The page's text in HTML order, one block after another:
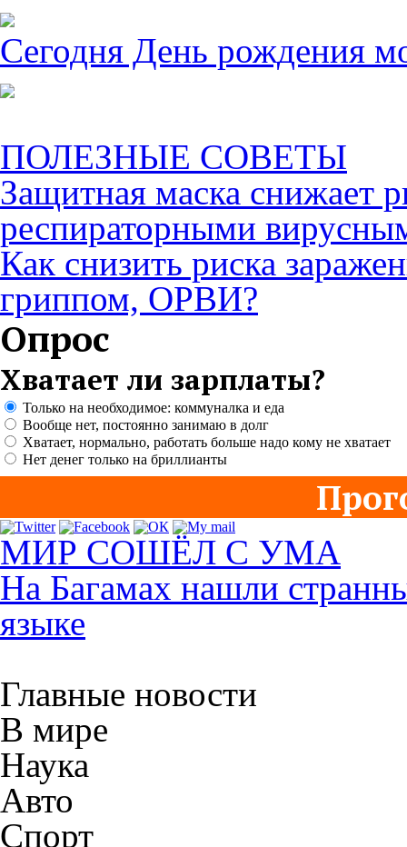
Сегодня День рождения
ПОЛЕЗНЫЕ СОВЕТЫ
Защитная маска снижает
респираторными
Как снизить риска
гриппом, ОРВИ?
Опрос
Хватает ли зарплаты?
Только на необходимое: коммуналка и еда
Вообще нет, постоянно занимаю в долг
Хватает, нормально, работать больше надо кому не хватает
Нет денег только на бриллианты
МИР СОШЁЛ С УМА
На Багамах нашли
языке
Главные новости
В мире
Наука
Авто
Спорт